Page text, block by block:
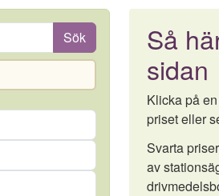
Sök
Så
sidan
Klicka på
priset eller
Svarta
av